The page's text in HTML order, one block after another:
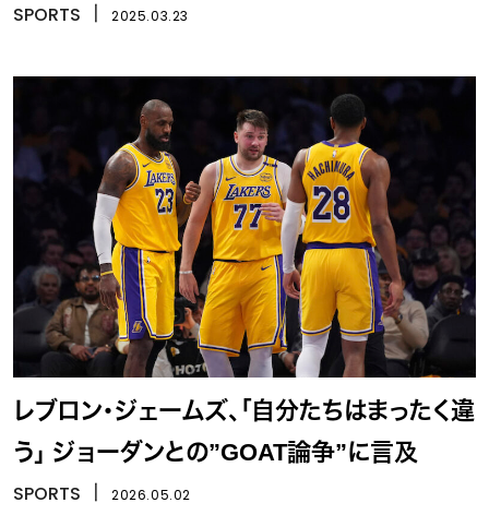
SPORTS 2025.03.23
レブロン・ジェームズ、「自分たちはまったく違
う」 ジョーダンとの”GOAT論争”に言及
SPORTS 2026.05.02